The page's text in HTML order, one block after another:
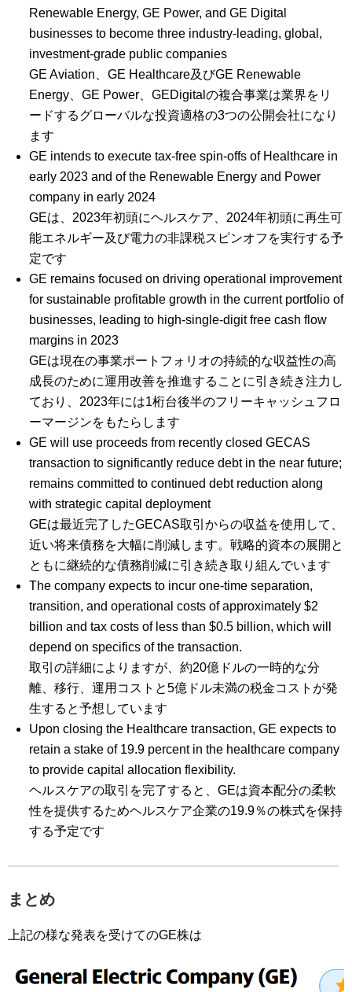
Renewable Energy, GE Power, and GE Digital
businesses to become three industry-leading, global,
investment-grade public companies
GE Aviation、GE Healthcare及びGE Renewable
Energy、GE Power、GEDigitalの複合事業は業界をリ
ードするグローバルな投資適格の3つの公開会社になり
ます
GE intends to execute tax-free spin-offs of Healthcare in
early 2023 and of the Renewable Energy and Power
company in early 2024
GEは、2023年初頭にヘルスケア、2024年初頭に再生可
能エネルギー及び電力の非課税スピンオフを実行する予
定です
GE remains focused on driving operational improvement
for sustainable profitable growth in the current portfolio of
businesses, leading to high-single-digit free cash flow
margins in 2023
GEは現在の事業ポートフォリオの持続的な収益性の高
成長のために運用改善を推進することに引き続き注力し
ており、2023年には1桁台後半のフリーキャッシュフロ
ーマージンをもたらします
GE will use proceeds from recently closed GECAS
transaction to significantly reduce debt in the near future;
remains committed to continued debt reduction along
with strategic capital deployment
GEは最近完了したGECAS取引からの収益を使用して、
近い将来債務を大幅に削減します。戦略的資本の展開と
ともに継続的な債務削減に引き続き取り組んでいます
The company expects to incur one-time separation,
transition, and operational costs of approximately $2
billion and tax costs of less than $0.5 billion, which will
depend on specifics of the transaction.
取引の詳細によりますが、約20億ドルの一時的な分
離、移行、運用コストと5億ドル未満の税金コストが発
生すると予想しています
Upon closing the Healthcare transaction, GE expects to
retain a stake of 19.9 percent in the healthcare company
to provide capital allocation flexibility.
ヘルスケアの取引を完了すると、GEは資本配分の柔軟
性を提供するためヘルスケア企業の19.9％の株式を保持
する予定です
まとめ
上記の様な発表を受けてのGE株は